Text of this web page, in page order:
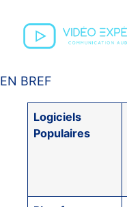
EN BREF
Logiciels
Populaires